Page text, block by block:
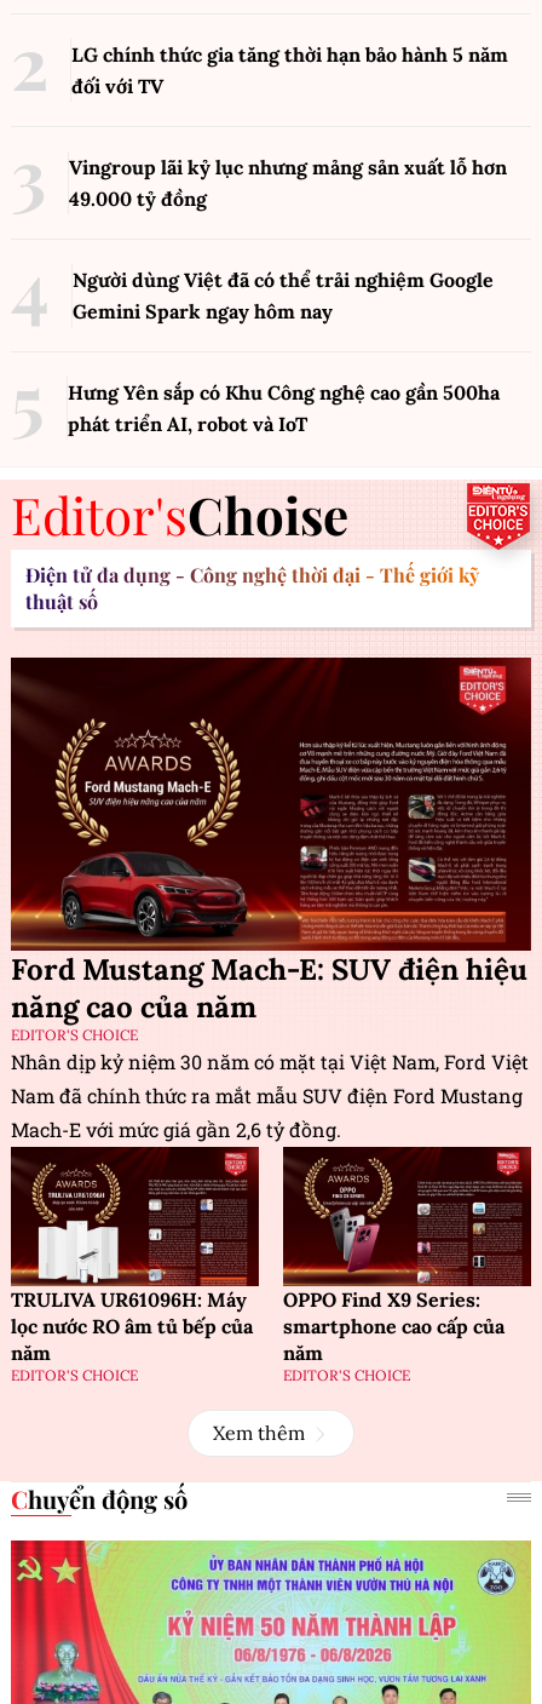
LG chính thức gia tăng thời hạn bảo hành 5 năm
đối với TV
Vingroup lãi kỷ lục nhưng mảng sản xuất lỗ hơn
49.000 tỷ đồng
Người dùng Việt đã có thể trải nghiệm Google
Gemini Spark ngay hôm nay
Hưng Yên sắp có Khu Công nghệ cao gần 500ha
phát triển AI, robot và IoT
Editor'sChoise
Điện tử đa dụng - Công nghệ thời đại - Thế giới kỹ
thuật số
Ford Mustang Mach-E: SUV điện hiệu
năng cao của năm
EDITOR'S CHOICE
Nhân dịp kỷ niệm 30 năm có mặt tại Việt Nam, Ford Việt
Nam đã chính thức ra mắt mẫu SUV điện Ford Mustang
Mach-E với mức giá gần 2,6 tỷ đồng.
TRULIVA UR61096H: Máy
lọc nước RO âm tủ bếp của
năm
EDITOR'S CHOICE
OPPO Find X9 Series:
smartphone cao cấp của
năm
EDITOR'S CHOICE
Xem thêm
Chuyển động số